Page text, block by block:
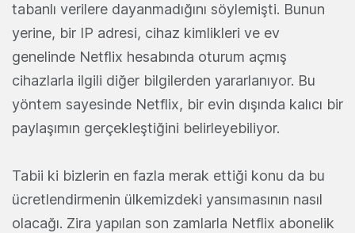
tabanlı verilere dayanmadığını söylemişti. Bunun
yerine, bir IP adresi, cihaz kimlikleri ve ev
genelinde Netflix hesabında oturum açmış
cihazlarla ilgili diğer bilgilerden yararlanıyor. Bu
yöntem sayesinde Netflix, bir evin dışında kalıcı bir
paylaşımın gerçekleştiğini belirleyebiliyor.
Tabii ki bizlerin en fazla merak ettiği konu da bu
ücretlendirmenin ülkemizdeki yansımasının nasıl
olacağı. Zira yapılan son zamlarla Netflix abonelik